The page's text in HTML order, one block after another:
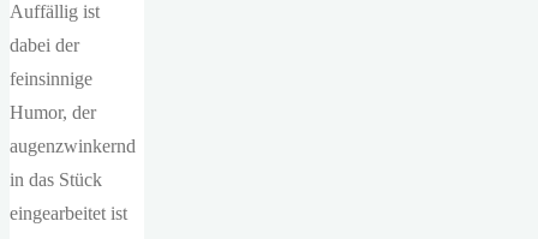
Auffällig ist
dabei der
feinsinnige
Humor, der
augenzwinkernd
in das Stück
eingearbeitet ist